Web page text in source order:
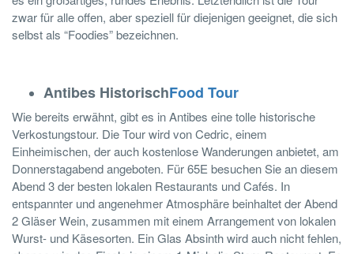
zwar für alle offen, aber speziell für diejenigen geeignet, die sich
selbst als “Foodies” bezeichnen.
Antibes HistorischFood Tour
Wie bereits erwähnt, gibt es in Antibes eine tolle historische
Verkostungstour. Die Tour wird von Cedric, einem
Einheimischen, der auch kostenlose Wanderungen anbietet, am
Donnerstagabend angeboten. Für 65E besuchen Sie an diesem
Abend 3 der besten lokalen Restaurants und Cafés. In
entspannter und angenehmer Atmosphäre beinhaltet der Abend
2 Gläser Wein, zusammen mit einem Arrangement von lokalen
Wurst- und Käsesorten. Ein Glas Absinth wird auch nicht fehlen,